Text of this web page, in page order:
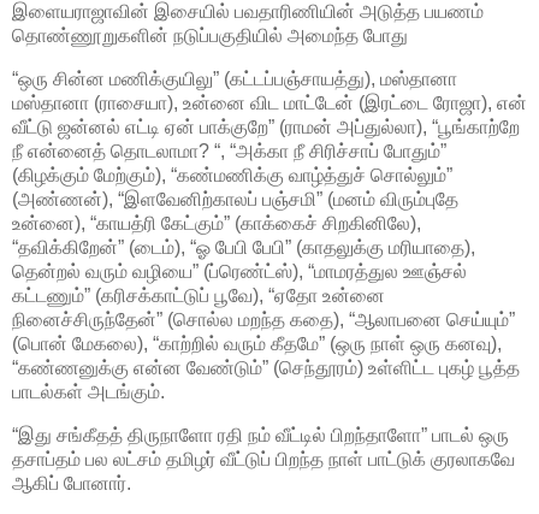
இளையராஜாவின் இசையில் பவதாரிணியின் அடுத்த பயணம்
தொண்ணூறுகளின் நடுப்பகுதியில் அமைந்த போது
“ஒரு சின்ன மணிக்குயிலு” (கட்டப்பஞ்சாயத்து), மஸ்தானா
மஸ்தானா (ராசையா), உன்னை விட மாட்டேன் (இரட்டை ரோஜா), என்
வீட்டு ஜன்னல் எட்டி ஏன் பாக்குறே” (ராமன் அப்துல்லா), “பூங்காற்றே
நீ என்னைத் தொடலாமா? “, “அக்கா நீ சிரிச்சாப் போதும்”
(கிழக்கும் மேற்கும்), “கண்மணிக்கு வாழ்த்துச் சொல்லும்”
(அண்ணன்), “இளவேனிற்காலப் பஞ்சமி” (மனம் விரும்புதே
உன்னை), “காயத்ரி கேட்கும்” (காக்கைச் சிறகினிலே),
“தவிக்கிறேன்” (டைம்), “ஓ பேபி பேபி” (காதலுக்கு மரியாதை),
தென்றல் வரும் வழியை” (ப்ரெண்ட்ஸ்), “மாமரத்துல ஊஞ்சல்
கட்டணும்” (கரிசக்காட்டுப் பூவே), “ஏதோ உன்னை
நினைச்சிருந்தேன்” (சொல்ல மறந்த கதை), “ஆலாபனை செய்யும்”
(பொன் மேகலை), “காற்றில் வரும் கீதமே” (ஒரு நாள் ஒரு கனவு),
“கண்ணனுக்கு என்ன வேண்டும்” (செந்தூரம்) உள்ளிட்ட புகழ் பூத்த
பாடல்கள் அடங்கும்.
“இது சங்கீதத் திருநாளோ ரதி நம் வீட்டில் பிறந்தாளோ” பாடல் ஒரு
தசாப்தம் பல லட்சம் தமிழர் வீட்டுப் பிறந்த நாள் பாட்டுக் குரலாகவே
ஆகிப் போனார்.